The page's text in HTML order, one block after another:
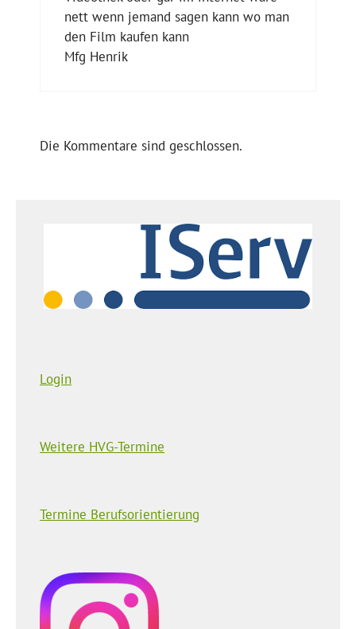
nett wenn jemand sagen kann wo man
den Film kaufen kann
Mfg Henrik
Die Kommentare sind geschlossen.
Login
Weitere HVG-Termine
Termine Berufsorientierung